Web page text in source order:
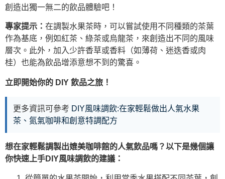
創造出獨一無二的飲品體驗吧！
專家提示： 在調製水果茶時，可以嘗試使用不同種類的茶葉
作為基底，例如紅茶、綠茶或烏龍茶，來創造出不同的風味
層次。此外，加入少許香草或香料（如薄荷、迷迭香或肉
桂）也能為飲品增添意想不到的驚喜。
立即開始你的 DIY 飲品之旅！
更多資訊可參考 DIY風味調飲:在家輕鬆做出人氣水果
茶、氮氣咖啡和創意特調配方
想在家輕鬆調製出媲美咖啡館的人氣飲品嗎？以下是幾個讓
你快速上手DIY風味調飲的建議：